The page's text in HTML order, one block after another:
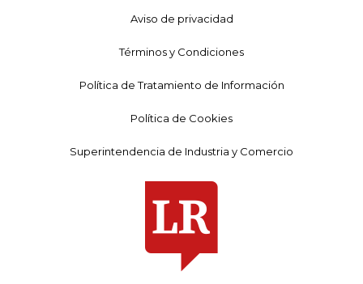
Aviso de privacidad
Términos y Condiciones
Política de Tratamiento de Información
Política de Cookies
Superintendencia de Industria y Comercio